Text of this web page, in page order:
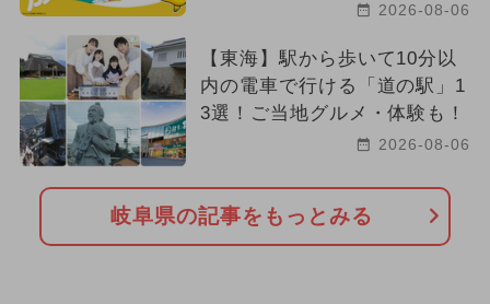
2026-08-06
【東海】駅から歩いて10分以
内の電車で行ける「道の駅」1
3選！ご当地グルメ・体験も！
2026-08-06
岐阜県の記事をもっとみる